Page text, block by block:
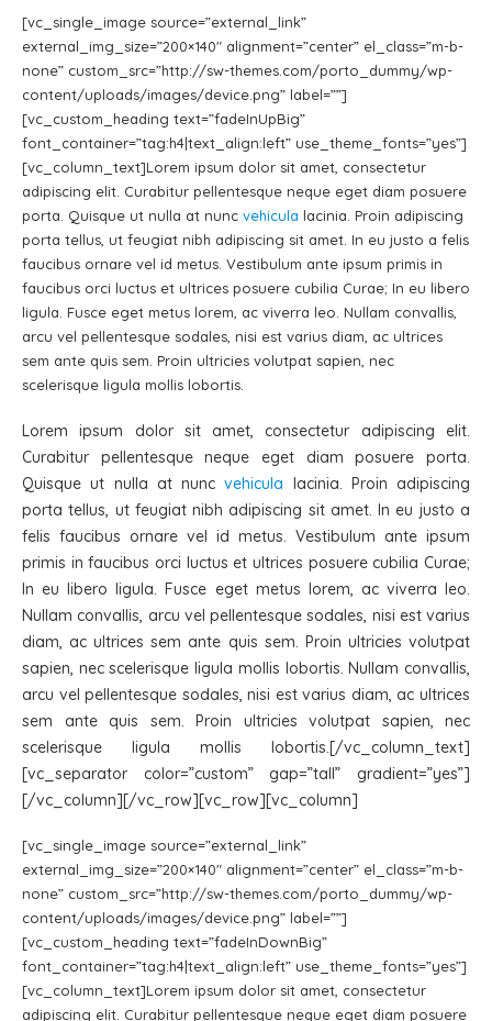
[vc_single_image source=”external_link”
external_img_size=”200×140″ alignment=”center” el_class=”m-b-
none” custom_src=”http://sw-themes.com/porto_dummy/wp-
content/uploads/images/device.png” label=””]
[vc_custom_heading text=”fadeInUpBig”
font_container=”tag:h4|text_align:left” use_theme_fonts=”yes”]
[vc_column_text]Lorem ipsum dolor sit amet, consectetur
adipiscing elit. Curabitur pellentesque neque eget diam posuere
porta. Quisque ut nulla at nunc vehicula lacinia. Proin adipiscing
porta tellus, ut feugiat nibh adipiscing sit amet. In eu justo a felis
faucibus ornare vel id metus. Vestibulum ante ipsum primis in
faucibus orci luctus et ultrices posuere cubilia Curae; In eu libero
ligula. Fusce eget metus lorem, ac viverra leo. Nullam convallis,
arcu vel pellentesque sodales, nisi est varius diam, ac ultrices
sem ante quis sem. Proin ultricies volutpat sapien, nec
scelerisque ligula mollis lobortis.
Lorem ipsum dolor sit amet, consectetur adipiscing elit.
Curabitur pellentesque neque eget diam posuere porta.
Quisque ut nulla at nuncvehicula lacinia. Proin adipiscing
porta tellus, ut feugiat nibh adipiscing sit amet. In eu justo a
felis faucibus ornare vel id metus. Vestibulum ante ipsum
primis in faucibus orci luctus et ultrices posuere cubilia Curae;
In eu libero ligula. Fusce eget metus lorem, ac viverra leo.
Nullam convallis, arcu vel pellentesque sodales, nisi est varius
diam, ac ultrices sem ante quis sem. Proin ultricies volutpat
sapien, nec scelerisque ligula mollis lobortis. Nullam convallis,
arcu vel pellentesque sodales, nisi est varius diam, ac ultrices
sem ante quis sem. Proin ultricies volutpat sapien, nec
scelerisque ligula mollis lobortis.[/vc_column_text]
[vc_separator color=”custom” gap=”tall” gradient=”yes”]
[/vc_column][/vc_row][vc_row][vc_column]
[vc_single_image source=”external_link”
external_img_size=”200×140″ alignment=”center” el_class=”m-b-
none” custom_src=”http://sw-themes.com/porto_dummy/wp-
content/uploads/images/device.png” label=””]
[vc_custom_heading text=”fadeInDownBig”
font_container=”tag:h4|text_align:left” use_theme_fonts=”yes”]
[vc_column_text]Lorem ipsum dolor sit amet, consectetur
adipiscing elit. Curabitur pellentesque neque eget diam posuere